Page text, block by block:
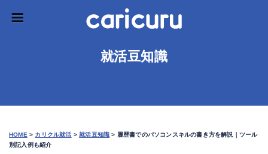
就活豆知識
HOME > カリクル就活 >就活豆知識 > 履歴書でのパソコンスキルの書き方を解説｜ツール
別記入例も紹介